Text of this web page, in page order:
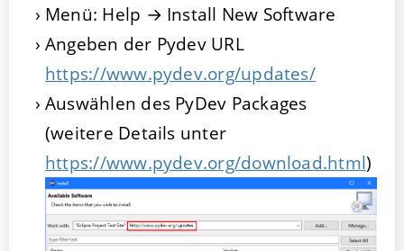
Menü: Help → Install New Software
Angeben der Pydev URL
https://www.pydev.org/updates/
Auswählen des PyDev Packages
(weitere Details unter
https://www.pydev.org/download.html)